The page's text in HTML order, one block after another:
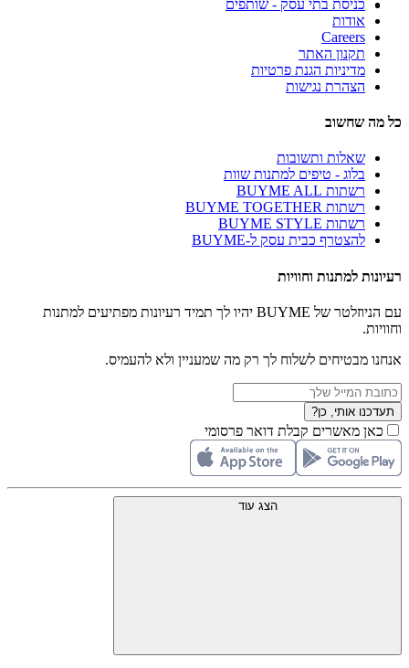
כניסת בתי עסק - שותפים
אודות
Careers
תקנון האתר
מדיניות הגנת פרטיות
הצהרת נגישות
כל מה שחשוב
שאלות ותשובות
בלוג - טיפים למתנות שוות
רשתות BUYME ALL
רשתות BUYME TOGETHER
רשתות BUYME STYLE
להצטרף כבית עסק ל-BUYME
רעיונות למתנות וחוויות
עם הניוזלטר של BUYME יהיו לך תמיד רעיונות מפתיעים למתנות
וחוויות.
אנחנו מבטיחים לשלוח לך רק מה שמעניין ולא להעמיס.
תעדכנו אותי, כן?
כאן מאשרים קבלת דואר פרסומי
הצג עוד